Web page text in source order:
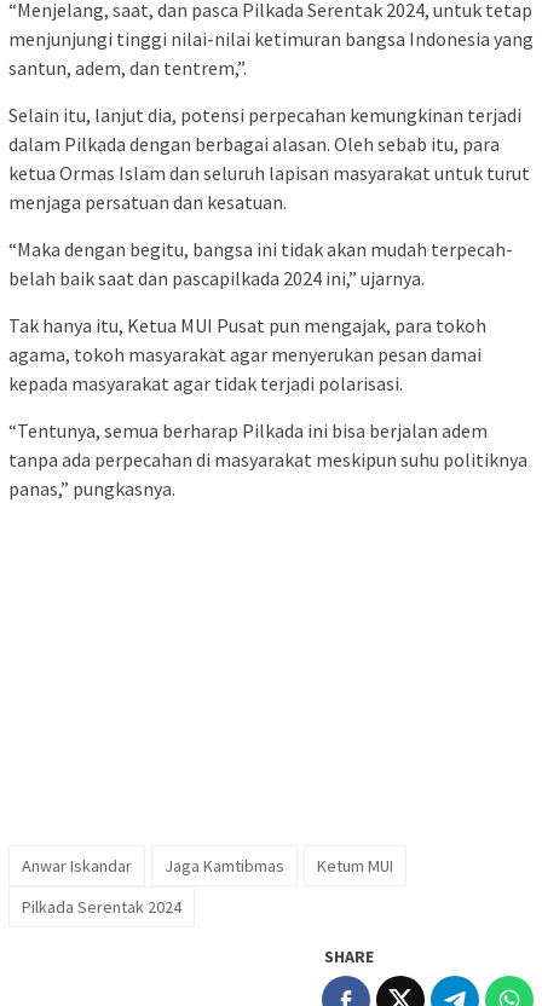
“Menjelang, saat, dan pasca Pilkada Serentak 2024, untuk tetap
menjunjungi tinggi nilai-nilai ketimuran bangsa Indonesia yang
santun, adem, dan tentrem,”.
Selain itu, lanjut dia, potensi perpecahan kemungkinan terjadi
dalam Pilkada dengan berbagai alasan. Oleh sebab itu, para
ketua Ormas Islam dan seluruh lapisan masyarakat untuk turut
menjaga persatuan dan kesatuan.
“Maka dengan begitu, bangsa ini tidak akan mudah terpecah-
belah baik saat dan pascapilkada 2024 ini,” ujarnya.
Tak hanya itu, Ketua MUI Pusat pun mengajak, para tokoh
agama, tokoh masyarakat agar menyerukan pesan damai
kepada masyarakat agar tidak terjadi polarisasi.
“Tentunya, semua berharap Pilkada ini bisa berjalan adem
tanpa ada perpecahan di masyarakat meskipun suhu politiknya
panas,” pungkasnya.
Anwar Iskandar Jaga Kamtibmas
Ketum MUI
Pilkada Serentak 2024
SHARE